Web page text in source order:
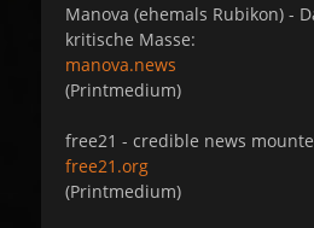
Manova (ehemals Rubikon) -
kritische Masse:
manova.news
(Printmedium)
free21 - credible news
free21.org
(Printmedium)